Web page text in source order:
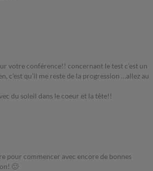
votre conférence!! concernant le test c’est un
c’est qu’il me reste de la progression …allez au
du soleil dans le coeur et la tête!!
pour commencer avec encore de bonnes
🙂